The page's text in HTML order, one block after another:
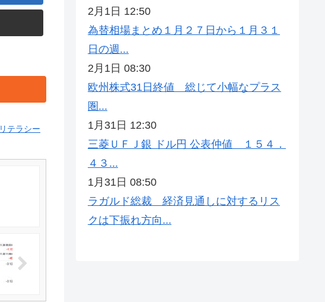
テラシー
2月1日 12:50
為替相場まとめ１月２７日から１月３１
日の週...
2月1日 08:30
欧州株式31日終値 総じて小幅なプラス
圏...
1月31日 12:30
三菱ＵＦＪ銀 ドル円 公表仲値 １５４．
４３...
1月31日 08:50
ラガルド総裁 経済見通しに対するリス
クは下振れ方向...